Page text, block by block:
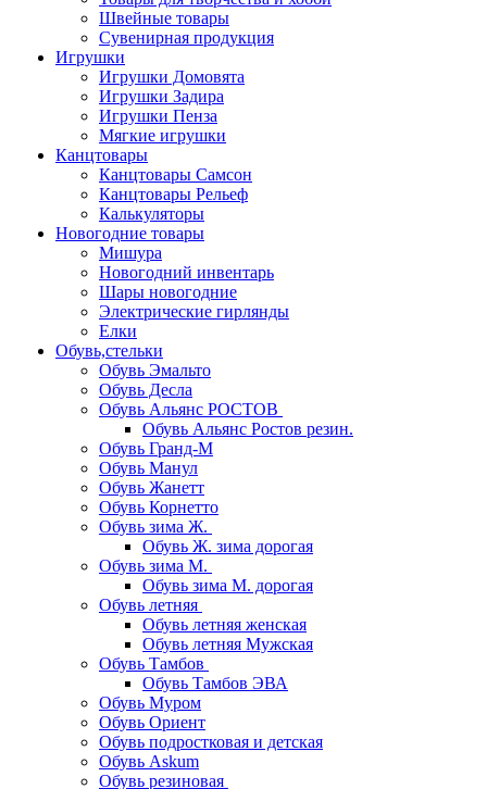
Швейные товары
Сувенирная продукция
Игрушки
Игрушки Домовята
Игрушки Задира
Игрушки Пенза
Мягкие игрушки
Канцтовары
Канцтовары Самсон
Канцтовары Рельеф
Калькуляторы
Новогодние товары
Мишура
Новогодний инвентарь
Шары новогодние
Электрические гирлянды
Елки
Обувь,стельки
Обувь Эмальто
Обувь Десла
Обувь Альянс РОСТОВ
Обувь Альянс Ростов резин.
Обувь Гранд-М
Обувь Манул
Обувь Жанетт
Обувь Корнетто
Обувь зима Ж.
Обувь Ж. зима дорогая
Обувь зима М.
Обувь зима М. дорогая
Обувь летняя
Обувь летняя женская
Обувь летняя Мужская
Обувь Тамбов
Обувь Тамбов ЭВА
Обувь Муром
Обувь Ориент
Обувь подростковая и детская
Обувь Askum
Обувь резиновая